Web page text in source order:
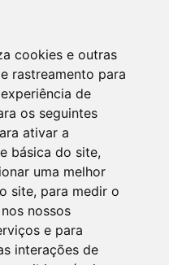
cookies e outras
rastreamento para
de
os seguintes
ativar a
básica do site,
uma melhor
site, para medir o
nossos
e para
interações de
Brasil 21, 20º
915 - Brasília/DF
3801.
horário comercial
de 12h às 19h.